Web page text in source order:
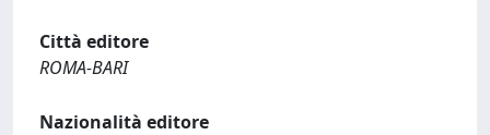
Città editore
ROMA-BARI
Nazionalità editore